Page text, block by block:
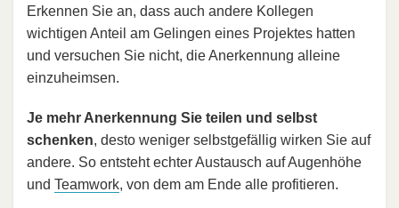
Erkennen Sie an, dass auch andere Kollegen
wichtigen Anteil am Gelingen eines Projektes hatten
und versuchen Sie nicht, die Anerkennung alleine
einzuheimsen.
Je mehr Anerkennung Sie teilen und selbst
schenken, desto weniger selbstgefällig wirken Sie auf
andere. So entsteht echter Austausch auf Augenhöhe
und Teamwork, von dem am Ende alle profitieren.